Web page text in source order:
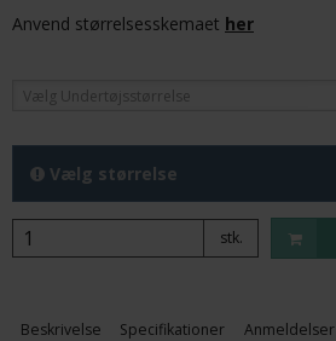
Anvend størrelsesskemaet her
Vælg Undertøjsstørrelse
Vælg størrelse
stk.
Beskrivelse Specifikationer Anmeldelser